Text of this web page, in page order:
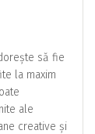
să fie
la maxim
ale
creative și